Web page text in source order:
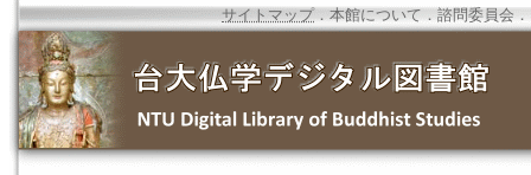
サイトマップ．本館について ． 諮問委員会 ．